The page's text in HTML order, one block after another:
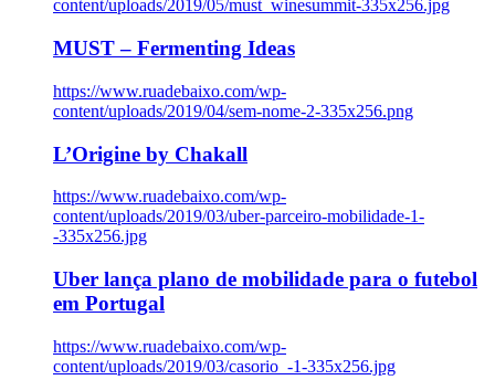
content/uploads/2019/05/must_winesummit-335x256.jpg
MUST – Fermenting Ideas
https://www.ruadebaixo.com/wp-
content/uploads/2019/04/sem-nome-2-335x256.png
L’Origine by Chakall
https://www.ruadebaixo.com/wp-
content/uploads/2019/03/uber-parceiro-mobilidade-1-
-335x256.jpg
Uber lança plano de mobilidade para o futebol
em Portugal
https://www.ruadebaixo.com/wp-
content/uploads/2019/03/casorio_-1-335x256.jpg